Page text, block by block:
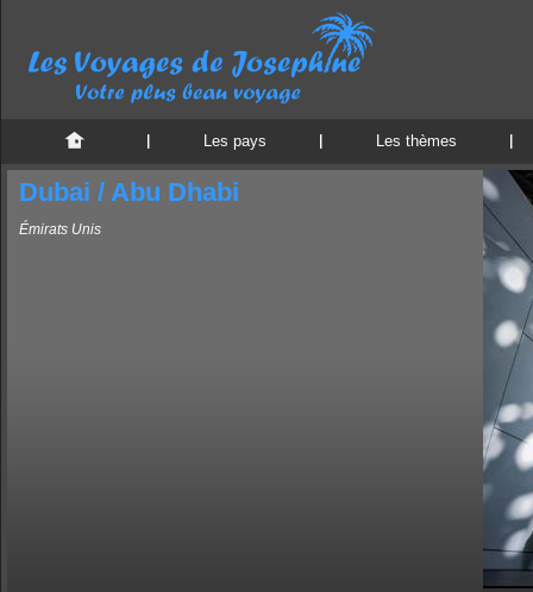
Les pays Les thèmes
Dubai / Abu Dhabi
Émirats Unis